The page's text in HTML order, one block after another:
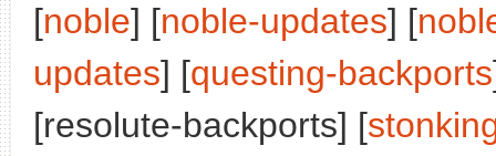
[noble] [noble-updates] [
updates] [questing-backports
[resolute-backports] [